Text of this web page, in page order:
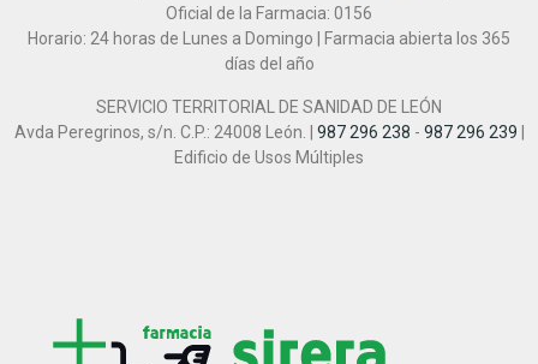
Oficial de la Farmacia: 0156
Horario: 24 horas de Lunes a Domingo | Farmacia abierta los 365
días del año
SERVICIO TERRITORIAL DE SANIDAD DE LEÓN
Avda Peregrinos, s/n. C.P.: 24008 León. | 987 296 238 - 987 296 239
Edificio de Usos Múltiples